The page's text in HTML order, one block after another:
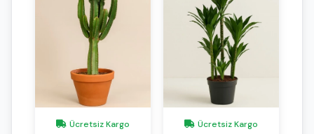
Ücretsiz Kargo Ücretsiz Kargo